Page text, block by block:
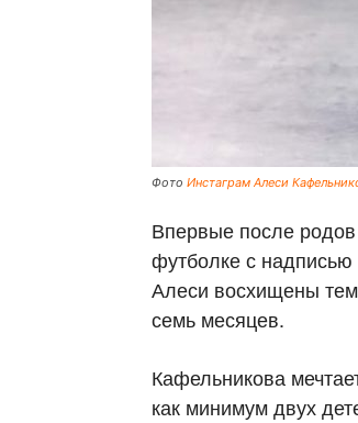
Фото Инстаграм Алеси
Впервые после
футболке с надписью
Алеси восхищены
семь месяцев.
Кафельникова
как минимум двух